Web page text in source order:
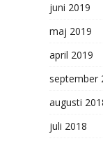
juni 2019
maj 2019
april 2019
september
augusti
juli 2018